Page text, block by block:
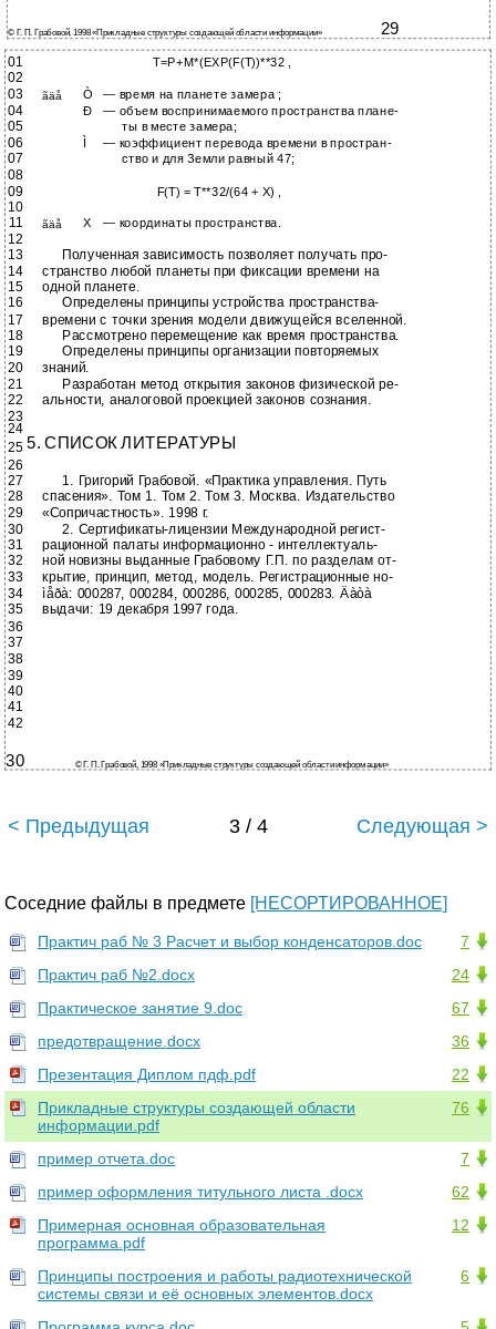
© Г. П. Грабовой, 1998 «Прикладные структуры создающей области информации» 29
01 T=P+M*(EXP(F(T))**32 ,
02
03
ãäå Ò — время на планете замера ;
04 Ð — объем воспринимаемого пространства плане-
05 ты в месте замера;
06 Ì — коэффициент перевода времени в простран-
07 ство и для Земли равный 47;
08
09
F(T) = T**32/(64 + X) ,
10
11
ãäå X — координаты пространства.
12
13
Полученная зависимость позволяет получать про-
14
странство любой планеты при фиксации времени на
15
одной планете.
16
Определены принципы устройства пространства-
17
времени с точки зрения модели движущейся вселенной.
18
Рассмотрено перемещение как время пространства.
19
Определены принципы организации повторяемых
20
знаний.
21
Разработан метод открытия законов физической ре-
22
альности, аналоговой проекцией законов сознания.
23
24
25 5. СПИСОК ЛИТЕРАТУРЫ
26
27
1. Григорий Грабовой. «Практика управления. Путь
28
спасения». Том 1. Том 2. Том 3. Москва. Издательство
29
«Сопричастность». 1998 г.
30
2. Сертификаты-лицензии Международной регист-
31
рационной палаты информационно - интеллектуаль-
32
ной новизны выданные Грабовому Г.П. по разделам от-
33
крытие, принцип, метод, модель. Регистрационные но-
34
ìåðà: 000287, 000284, 000286, 000285, 000283. Äàòà
35
выдачи: 19 декабря 1997 года.
36
37
38
39
40
41
42
30 © Г. П. Грабовой, 1998 «Прикладные структуры создающей области информации»
< Предыдущая 3 / 4 Следующая >
Соседние файлы в предмете [НЕСОРТИРОВАННОЕ]
7
Практич раб № 3 Расчет и выбор конденсаторов.doc
24
Практич раб №2.docx
67
Практическое занятие 9.doc
36
предотвращение.docx
22
Презентация Диплом пдф.pdf
76
Прикладные структуры создающей области
информации.pdf
7
пример отчета.doc
62
пример оформления титульного листа .docx
12
Примерная основная образовательная
программа.pdf
6
Принципы построения и работы радиотехнической
системы связи и её основных элементов.docx